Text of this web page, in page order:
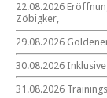
Goldener Finn und
29. – 30.
22.08.2026
Zöbigker,
29.08.2026
30.08.2026
31.08.2026